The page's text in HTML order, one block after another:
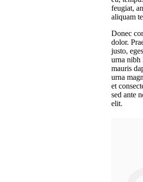
feugiat,
aliquam
Donec
dolor.
justo,
urna nibh
mauris
urna
et
sed ante
elit.